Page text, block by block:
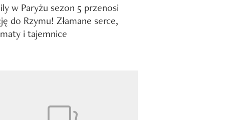
w Paryżu sezon 5 przenosi
do Rzymu! Złamane serce,
i tajemnice